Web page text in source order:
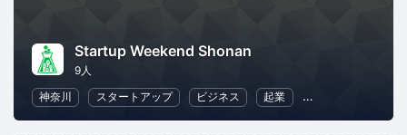
Startup Weekend Shonan
9人
神奈川
スタートアップ ビジネス 起業 異業種交流